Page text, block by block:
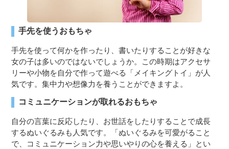
手先を使うおもちゃ
手先を使って何かを作ったり、書いたりすることが好きな
女の子は多いのではないでしょうか。この時期はアクセサ
リーや小物を自分で作って遊べる「メイキングトイ」が人
気です。集中力や想像力を養うことができますよ。
コミュニケーションが取れるおもちゃ
自分の言葉に反応したり、お世話をしたりすることで成長
するぬいぐるみも人気です。「ぬいぐるみを可愛がること
で、コミュニケーション力や思いやりの心を養える」とい